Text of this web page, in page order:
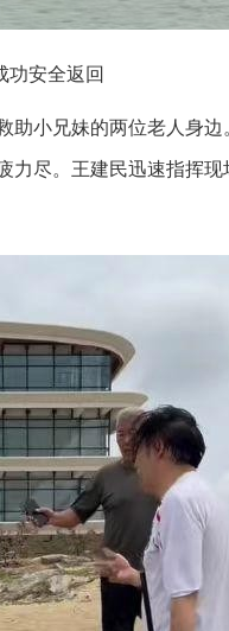
功安全返回
助小兄妹的两位老人身
力尽。王建民迅速指挥现